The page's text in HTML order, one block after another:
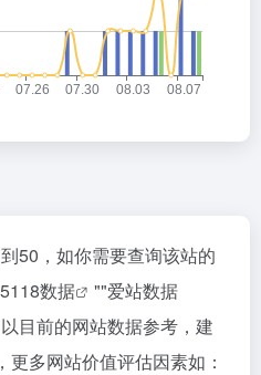
50，如你需要查询该站的
5118数据 ""爱站数据
目前的网站数据参考，建
多网站价值评估因素如：